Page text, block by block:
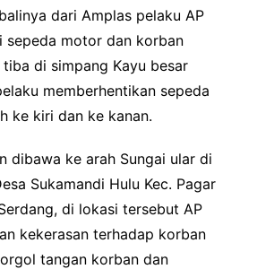
dari Amplas pelaku AP
sepeda motor dan korban
di simpang Kayu besar
memberhentikan sepeda
ke kiri dan ke kanan.
dibawa ke arah Sungai ular di
Sukamandi Hulu Kec. Pagar
di lokasi tersebut AP
kekerasan terhadap korban
tangan korban dan